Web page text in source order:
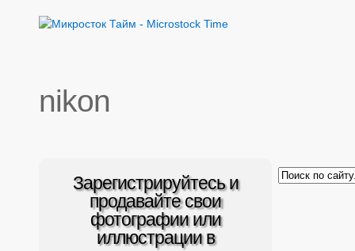
nikon
Зарегистрируйтесь и
продавайте свои
фотографии или
иллюстрации в